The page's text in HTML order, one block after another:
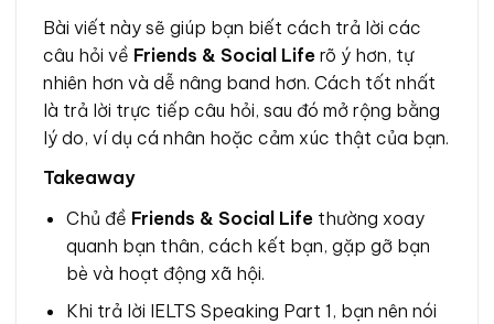
Bài viết này sẽ giúp bạn biết cách trả lời các
câu hỏi về Friends & Social Life rõ ý hơn, tự
nhiên hơn và dễ nâng band hơn. Cách tốt nhất
là trả lời trực tiếp câu hỏi, sau đó mở rộng bằng
lý do, ví dụ cá nhân hoặc cảm xúc thật của bạn.
Takeaway
Chủ đề Friends & Social Lifethường xoay
quanh bạn thân, cách kết bạn, gặp gỡ bạn
bè và hoạt động xã hội.
Khi trả lời IELTS Speaking Part 1, bạn nên nói